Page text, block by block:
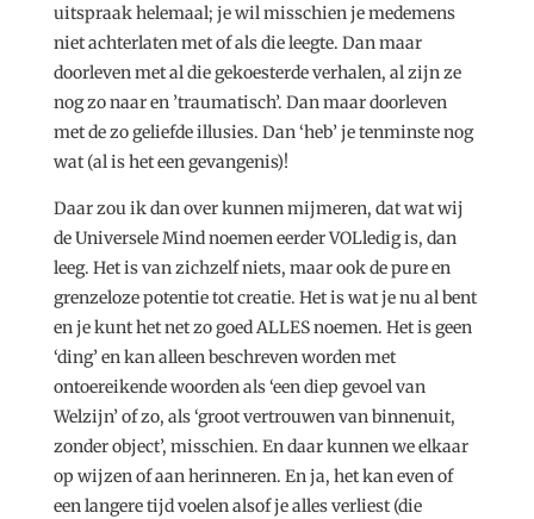
uitspraak helemaal; je wil misschien je medemens
niet achterlaten met of als die leegte. Dan maar
doorleven met al die gekoesterde verhalen, al zijn ze
nog zo naar en ’traumatisch’. Dan maar doorleven
met de zo geliefde illusies. Dan ‘heb’ je tenminste nog
wat (al is het een gevangenis)!
Daar zou ik dan over kunnen mijmeren, dat wat wij
de Universele Mind noemen eerder VOLledig is, dan
leeg. Het is van zichzelf niets, maar ook de pure en
grenzeloze potentie tot creatie. Het is wat je nu al bent
en je kunt het net zo goed ALLES noemen. Het is geen
‘ding’ en kan alleen beschreven worden met
ontoereikende woorden als ‘een diep gevoel van
Welzijn’ of zo, als ‘groot vertrouwen van binnenuit,
zonder object’, misschien. En daar kunnen we elkaar
op wijzen of aan herinneren. En ja, het kan even of
een langere tijd voelen alsof je alles verliest (die